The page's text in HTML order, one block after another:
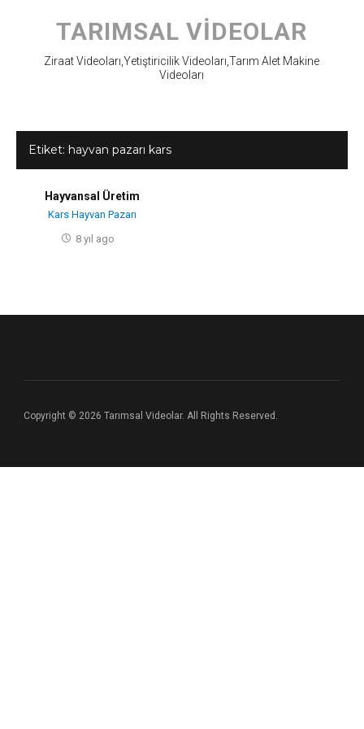
content
TARIMSAL VIDEOLAR
Ziraat Videoları,Yetiştiricilik Videoları,Tarım Alet Makine
Videoları
Etiket: hayvan pazarı kars
Hayvansal Üretim
Kars Hayvan Pazarı
8 yıl ago
Copyright © 2026 Tarımsal Videolar. All Rights Reserved.